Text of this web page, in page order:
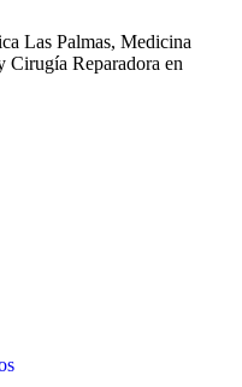
Las Palmas, Medicina
Cirugía Reparadora en